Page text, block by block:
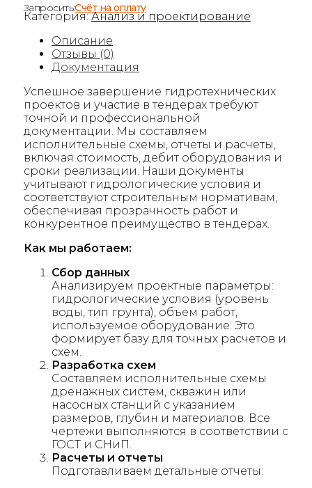
Запросить:Счёт на оплату
Категория:Анализ и проектирование
Описание
Отзывы (0)
Документация
Успешное завершение гидротехнических
проектов и участие в тендерах требуют
точной и профессиональной
документации. Мы составляем
исполнительные схемы, отчеты и расчеты,
включая стоимость, дебит оборудования и
сроки реализации. Наши документы
учитывают гидрологические условия и
соответствуют строительным нормативам,
обеспечивая прозрачность работ и
конкурентное преимущество в тендерах.
Как мы работаем:
Сбор данных
Анализируем проектные параметры:
гидрологические условия (уровень
воды, тип грунта), объем работ,
используемое оборудование. Это
формирует базу для точных расчетов и
схем.
Разработка схем
Составляем исполнительные схемы
дренажных систем, скважин или
насосных станций с указанием
размеров, глубин и материалов. Все
чертежи выполняются в соответствии с
ГОСТ и СНиП.
Расчеты и отчеты
Подготавливаем детальные отчеты: